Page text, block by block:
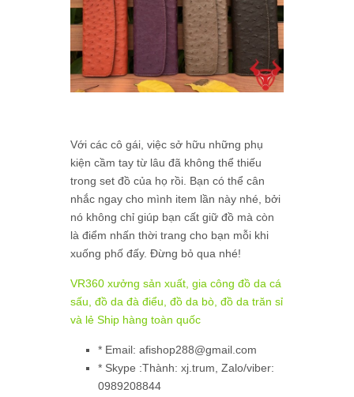
Với các cô gái, việc sở hữu những phụ
kiện cầm tay từ lâu đã không thể thiếu
trong set đồ của họ rồi. Bạn có thể cân
nhắc ngay cho mình item lần này nhé, bởi
nó không chỉ giúp bạn cất giữ đồ mà còn
là điểm nhấn thời trang cho bạn mỗi khi
xuống phố đấy. Đừng bỏ qua nhé!
VR360 xưởng sản xuất, gia công đồ da cá
sấu, đồ da đà điểu, đồ da bò, đồ da trăn sỉ
và lẻ Ship hàng toàn quốc
* Email: afishop288@gmail.com
* Skype :Thành: xj.trum, Zalo/viber:
0989208844